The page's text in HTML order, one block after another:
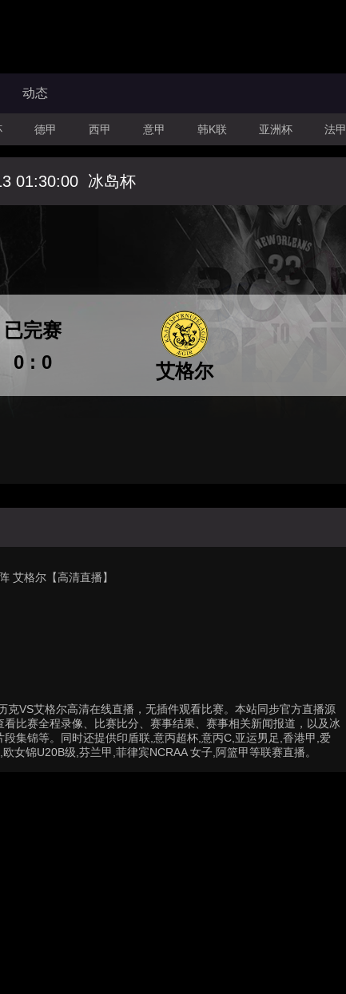
动态
德甲 西甲 意甲 韩K联 亚洲杯 法甲
01:30:00 冰岛杯
0 : 0
已完赛
艾格尔
艾格尔【高清直播】
VS艾格尔高清在线直播，无插件观看比赛。本站同步官方直播源
比赛全程录像、比赛比分、赛事结果、赛事相关新闻报道，以及冰
集锦等。同时还提供印盾联,意丙超杯,意丙C,亚运男足,香港甲,爱
女锦U20B级,芬兰甲,菲律宾NCRAA 女子,阿篮甲等联赛直播。